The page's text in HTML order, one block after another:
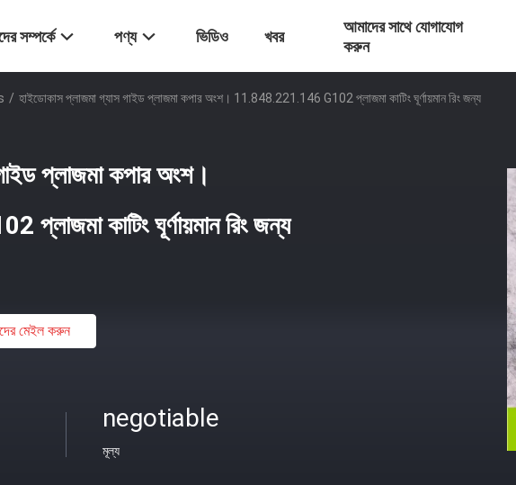
সম্পর্কে পণ্য ভিডিও খবর
আমাদের সাথে যোগাযোগ
করুন
/ হাইডোকাস প্লাজমা গ্যাস গাইড প্লাজমা কপার অংশ। 11.848.221.146 G102 প্লাজমা কাটিং ঘূর্ণায়মান রিং জন্য
প্লাজমা কপার অংশ।
কাটিং ঘূর্ণায়মান রিং জন্য
মেইল ​​করুন
negotiable
মূল্য